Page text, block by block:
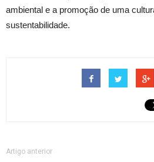
ambiental e a promoção de uma
sustentabilidade.
Artigo anterior